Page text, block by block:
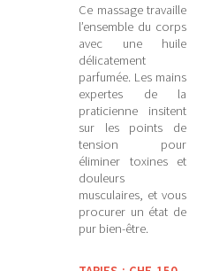
Ce massage travaille
l’ensemble du corps
avec une huile
délicatement
parfumée. Les mains
expertes de la
praticienne insitent
sur les points de
tension pour
éliminer toxines et
douleurs
musculaires, et vous
procurer un état de
pur bien-être.